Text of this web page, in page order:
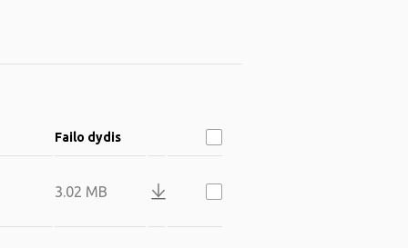
Failo dydis
3.02 MB